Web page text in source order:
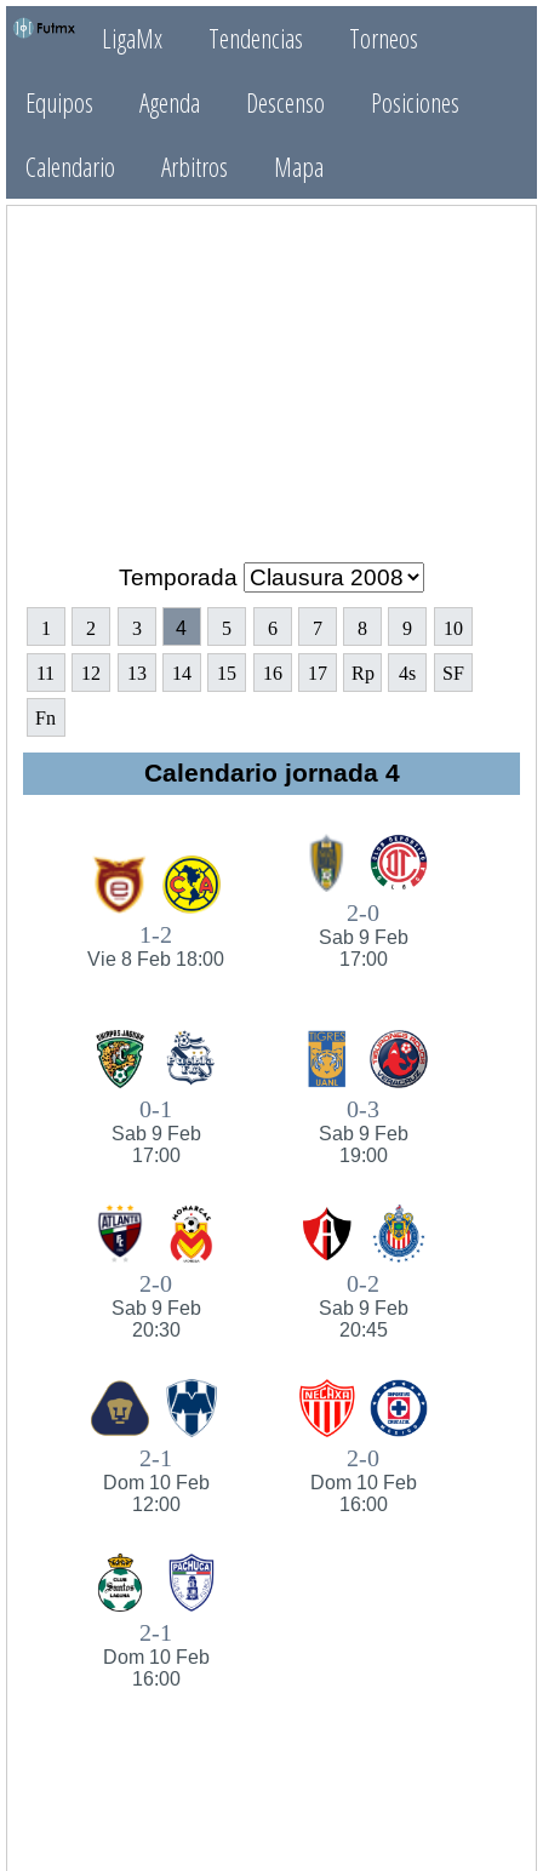
LigaMx Tendencias
Torneos
Equipos
Agenda Descenso
Posiciones
Calendario
Arbitros Mapa
Temporada
1 2 3 4 5 6 7 8 9 10
11 12 13 14 15 16 17 Rp 4s SF
Fn
Calendario jornada 4
1-2
Vie 8 Feb 18:00
2-0
Sab 9 Feb
17:00
0-1
Sab 9 Feb
17:00
0-3
Sab 9 Feb
19:00
2-0
Sab 9 Feb
20:30
0-2
Sab 9 Feb
20:45
2-1
Dom 10 Feb
12:00
2-0
Dom 10 Feb
16:00
2-1
Dom 10 Feb
16:00